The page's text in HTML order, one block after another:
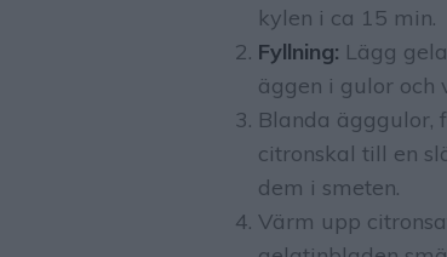
kylen i ca 15 min.
Fyllning: Lägg
äggen i gulor och
Blanda ägggulor,
citronskal till en
dem i smeten.
Värm upp